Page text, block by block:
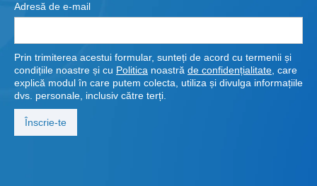
Adresă de e-mail
Prin trimiterea acestui formular, sunteți de acord cu termenii și
condițiile noastre și cu Politica noastră de confidențialitate , care
explică modul în care putem colecta, utiliza și divulga informațiile
dvs. personale, inclusiv către terți.